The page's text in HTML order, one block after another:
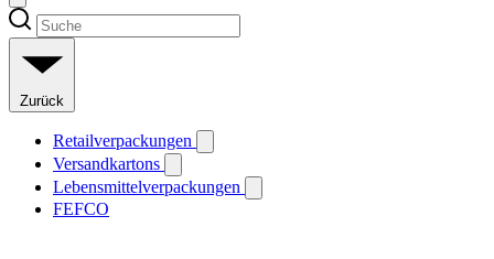
Zurück
Retailverpackungen
Versandkartons
Lebensmittelverpackungen
FEFCO